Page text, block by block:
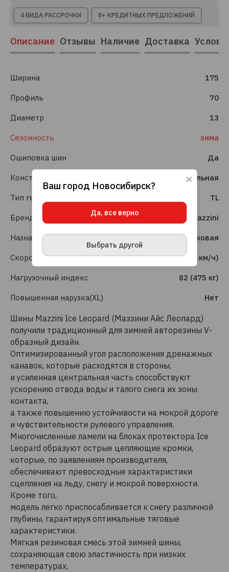
4 ВИДА РАССРОЧКИ 8+ КРЕДИТНЫХ ПРЕДЛОЖЕНИЙ
Описание Отзывы Наличие Доставка
Ширина 175
Профиль 70
Диаметр 13
Сезонность зима
Ошиповка шин Да
Конструкция шины Радиальная
Тип герметизации TL
Бренд Mazzini
Назначение Легковая
Скоростной индекс T (190 км/ч)
Нагрузочный индекс 82 (475 кг)
Повышенная нарузка(XL) Нет
Шины Mazzini Ice Leopard (Маззини Айс Леопард)
получили традиционный для зимней авторезины V-
образный дизайн.
Оптимизированный угол расположения дренажных
канавок, которые расходятся в стороны,
и усиленная центральная часть способствуют
ускорению отвода воды и талого снега их зоны
контакта,
а также повышению устойчивости на мокрой дороге
и чувствительности рулевого управления.
Многочисленные ламели на блоках протектора Ice
Leopard образуют острые цепляющие кромки,
которые, по заявлениям производителя,
обеспечивают превосходные характеристики
сцепления на льду, снегу и мокрой поверхности.
Кроме того,
модель легко приспосабливается к снегу различной
глубины, гарантируя оптимальные тяговые
характеристики.
Мягкая резиновая смесь этой зимней шины,
сохраняющая свою эластичность при низких
температурах,
Ваш город Новосибирск?
Да, все верно
Выбрать другой
Используя данный сайт, вы даете согласие
нам делать его удобнее для вас.
ПРИНЯТЬ И ЗАКРЫТЬ